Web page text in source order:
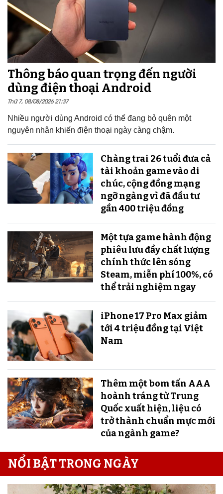
Thông báo quan trọng đến người
dùng điện thoại Android
Thứ 7, 08/08/2026 21:37
Nhiều người dùng Android có thể đang bỏ quên một
nguyên nhân khiến điện thoại ngày càng chậm.
Chàng trai 26 tuổi đưa cả
tài khoản game vào di
chúc, cộng đồng mạng
ngỡ ngàng vì đã đầu tư
gần 400 triệu đồng
Một tựa game hành động
phiêu lưu đầy chất lượng
chính thức lên sóng
Steam, miễn phí 100%, có
thể trải nghiệm ngay
iPhone 17 Pro Max giảm
tới 4 triệu đồng tại Việt
Nam
Thêm một bom tấn AAA
hoành tráng từ Trung
Quốc xuất hiện, liệu có
trở thành chuẩn mực mới
của ngành game?
NỔI BẬT TRONG NGÀY